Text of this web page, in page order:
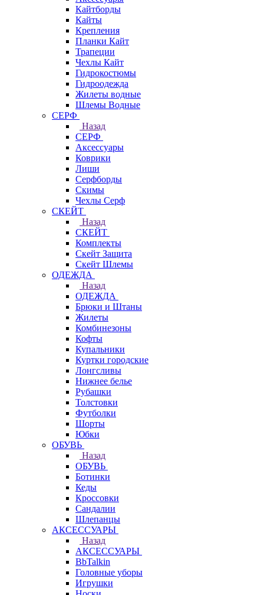
Кайтборды
Кайты
Крепления
Планки Кайт
Трапеции
Чехлы Кайт
Гидрокостюмы
Гидроодежда
Жилеты водные
Шлемы Водные
СЕРФ
Назад
СЕРФ
Аксессуары
Коврики
Лиши
Серфборды
Скимы
Чехлы Cерф
СКЕЙТ
Назад
СКЕЙТ
Комплекты
Скейт Защита
Скейт Шлемы
ОДЕЖДА
Назад
ОДЕЖДА
Брюки и Штаны
Жилеты
Комбинезоны
Кофты
Купальники
Куртки городские
Лонгсливы
Нижнее белье
Рубашки
Толстовки
Футболки
Шорты
Юбки
ОБУВЬ
Назад
ОБУВЬ
Ботинки
Кеды
Кроссовки
Сандалии
Шлепанцы
АКСЕССУАРЫ
Назад
АКСЕССУАРЫ
BbTalkin
Головные уборы
Игрушки